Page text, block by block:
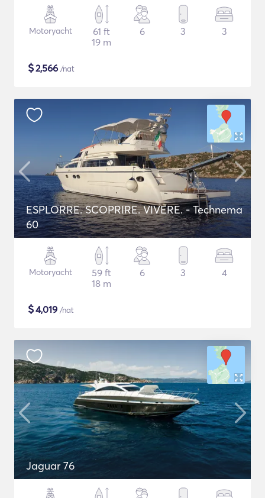
Motoryacht
61 ft
19 m
6 3 3
$2,566 /nat
ESPLORRE. SCOPRIRE. VIVERE. - Technema
60
Motoryacht
59 ft
18 m
6 3 4
$4,019 /nat
Jaguar 76